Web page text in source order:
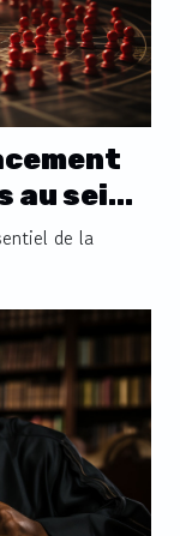
au sein
de la